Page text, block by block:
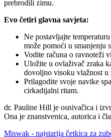
prebrodili zimu.
Evo četiri glavna savjeta:
Ne postavljajte
može pomoći u smanjenju
Vodite računa o ravnoteži
Uložite u ovlaživač zraka
dovoljno visoku vlažnost u
Prilagodite svoje navike
cirkadijalni ritam.
dr. Pauline Hill je osnivačica i
Ona je znanstvenica, autorica i
Miswak - najstarija četkica za